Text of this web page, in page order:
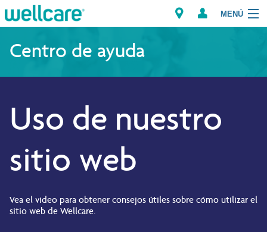
MENÚ
Explorar los Planes
Miembros
Proveedores
Encuentre un Proveedor/Farmacia
Centro de ayuda
Uso de nuestro
sitio web
Vea el video para obtener consejos útiles sobre cómo utilizar el
sitio web de Wellcare.